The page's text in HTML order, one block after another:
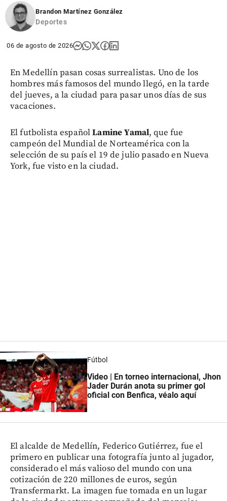
Brandon Martínez González
Deportes
06 de agosto de 2026
En Medellín pasan cosas surrealistas. Uno de los
hombres más famosos del mundo llegó, en la tarde
del jueves, a la ciudad para pasar unos días de sus
vacaciones.
El futbolista españolLamine Yamal, que fue
campeón del Mundial de Norteamérica con la
selección de su país el 19 de julio pasado en Nueva
York, fue visto en la ciudad.
Fútbol
Video | En torneo internacional, Jhon
Jader Durán anota su primer gol
oficial con Benfica, véalo aquí
El alcalde de Medellín, Federico Gutiérrez, fue el
primero en publicar una fotografía junto al jugador,
considerado el más valioso del mundo con una
cotización de 220 millones de euros, según
Transfermarkt. La imagen fue tomada en un lugar